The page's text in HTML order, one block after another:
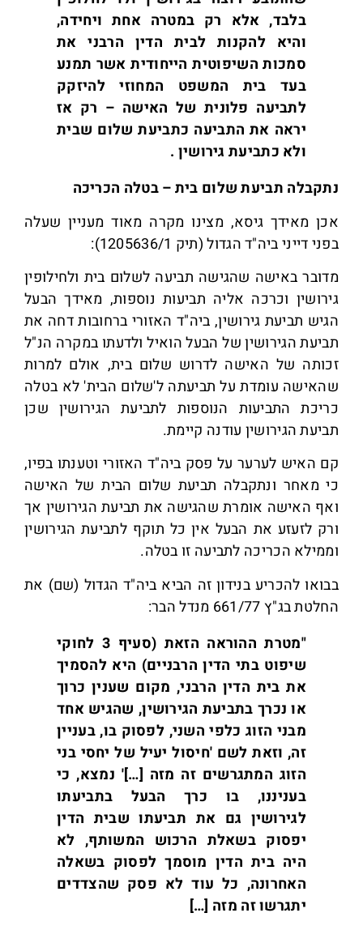
בלבד, אלא רק במטרה אחת ויחידה,
והיא להקנות לבית הדין הרבני את
סמכות השיפוטית הייחודית אשר תמנע
בעד בית המשפט המחוזי להיזקק
לתביעה פלונית של האישה – רק אז
יראה את התביעה כתביעת שלום שבית
ולא כתביעת גירושין .
נתקבלה תביעת שלום בית – בטלה הכריכה
אכן מאידך גיסא, מצינו מקרה מאוד מעניין שעלה
בפני דייני ביה"ד הגדול (תיק 1205636/1):
מדובר באישה שהגישה תביעה לשלום בית ולחילופין
גירושין וכרכה אליה תביעות נוספות, מאידך הבעל
הגיש תביעת גירושין, ביה"ד האזורי ברחובות דחה את
תביעת הגירושין של הבעל הואיל ולדעתו במקרה הנ"ל
זכותה של האישה לדרוש שלום בית, אולם למרות
שהאישה עומדת על תביעתה ל'שלום הבית' לא בטלה
כריכת התביעות הנוספות לתביעת הגירושין שכן
תביעת הגירושין עודנה קיימת.
קם האיש לערער על פסק ביה"ד האזורי וטענתו בפיו,
כי מאחר ונתקבלה תביעת שלום הבית של האישה
ואף האישה אומרת שהגישה את תביעת הגירושין אך
ורק לזעזע את הבעל אין כל תוקף לתביעת הגירושין
וממילא הכריכה לתביעה זו בטלה.
בבואו להכריע בנידון זה הביא ביה"ד הגדול (שם) את
החלטת בג"ץ 661/77 מנדל הבר:
"מטרת ההוראה הזאת (סעיף 3 לחוקי
שיפוט בתי הדין הרבניים) היא להסמיך
את בית הדין הרבני, מקום שענין כרוך
או נכרך בתביעת הגירושין, שהגיש אחד
מבני הזוג כלפי השני, לפסוק בו, בעניין
זה, וזאת לשם 'חיסול יעיל של יחסי בני
הזוג המתגרשים זה מזה […]' נמצא, כי
בעניננו, בו כרך הבעל בתביעתו
לגירושין גם את תביעתו שבית הדין
יפסוק בשאלת הרכוש המשותף, לא
היה בית הדין מוסמך לפסוק בשאלה
האחרונה, כל עוד לא פסק שהצדדים
יתגרשו זה מזה […]